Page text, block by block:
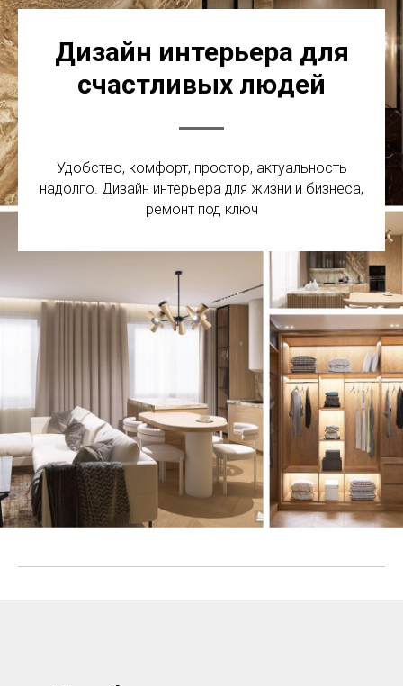
Дизайн интерьера для
счастливых людей
Удобство, комфорт, простор, актуальность
надолго. Дизайн интерьера для жизни и бизнеса,
ремонт под ключ